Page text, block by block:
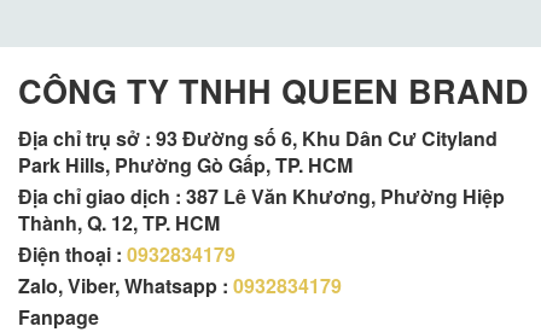
CÔNG TY TNHH QUEEN BRAND
Địa chỉ trụ sở : 93 Đường số 6, Khu Dân Cư Cityland
Park Hills, Phường Gò Gấp, TP. HCM
Địa chỉ giao dịch : 387 Lê Văn Khương, Phường Hiệp
Thành, Q. 12, TP. HCM
Điện thoại : 0932834179
Zalo, Viber, Whatsapp : 0932834179
Fanpage